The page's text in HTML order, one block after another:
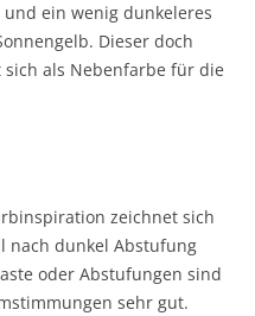
ein wenig dunkeleres
Dieser doch
als Nebenfarbe für die
zeichnet sich
nach dunkel Abstufung
oder Abstufungen sind
sehr gut.